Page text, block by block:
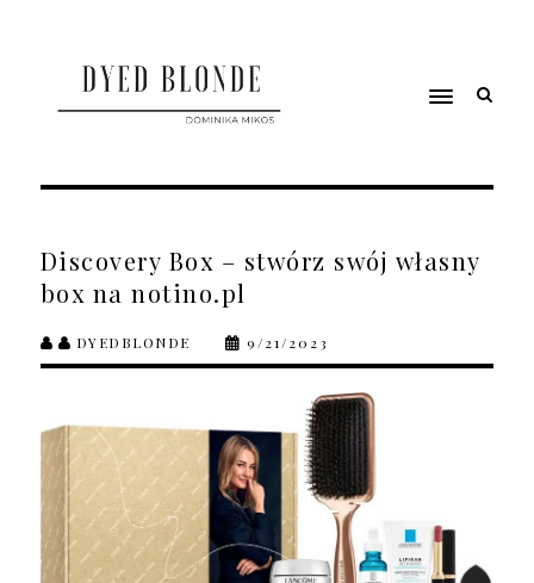
Discovery Box – stwórz swój własny
box na notino.pl
DYEDBLONDE 9/21/2023